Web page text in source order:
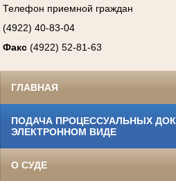
Телефон приемной граждан
(4922) 40-83-04
Факс (4922) 52-81-63
ГЛАВНАЯ
ПОДАЧА ПРОЦЕССУАЛЬНЫХ
ЭЛЕКТРОННОМ ВИДЕ
О СУДЕ